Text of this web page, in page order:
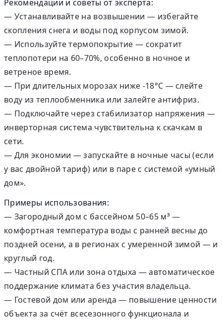
Рекомендации и советы от эксперта:
— Устанавливайте на возвышении — избегайте
скопления снега и воды под корпусом зимой.
— Используйте термопокрытие — сократит
теплопотери на 60–70%, особенно в ночное и
ветреное время.
— При длительных морозах ниже -18°C — слейте
воду из теплообменника или залейте антифриз.
— Подключайте через стабилизатор напряжения —
инверторная система чувствительна к скачкам в
сети.
— Для экономии — запускайте в ночные часы (если
у вас двойной тариф) или в паре с системой «умный
дом».
Примеры использования:
— Загородный дом с бассейном 50–65 м³ —
комфортная температура воды с ранней весны до
поздней осени, а в регионах с умеренной зимой — и
круглый год.
— Частный СПА или зона отдыха — автоматическое
поддержание климата без участия владельца.
— Гостевой дом или аренда — повышение ценности
объекта за счёт всесезонного функционала и